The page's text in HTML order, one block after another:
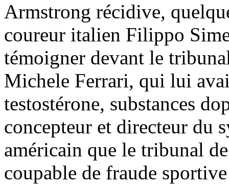
Armstrong récidive,
coureur italien Filippo
témoigner devant le
Michele Ferrari, qui lui
testostérone, substances
concepteur et directeur du
américain que le tribunal
coupable de fraude